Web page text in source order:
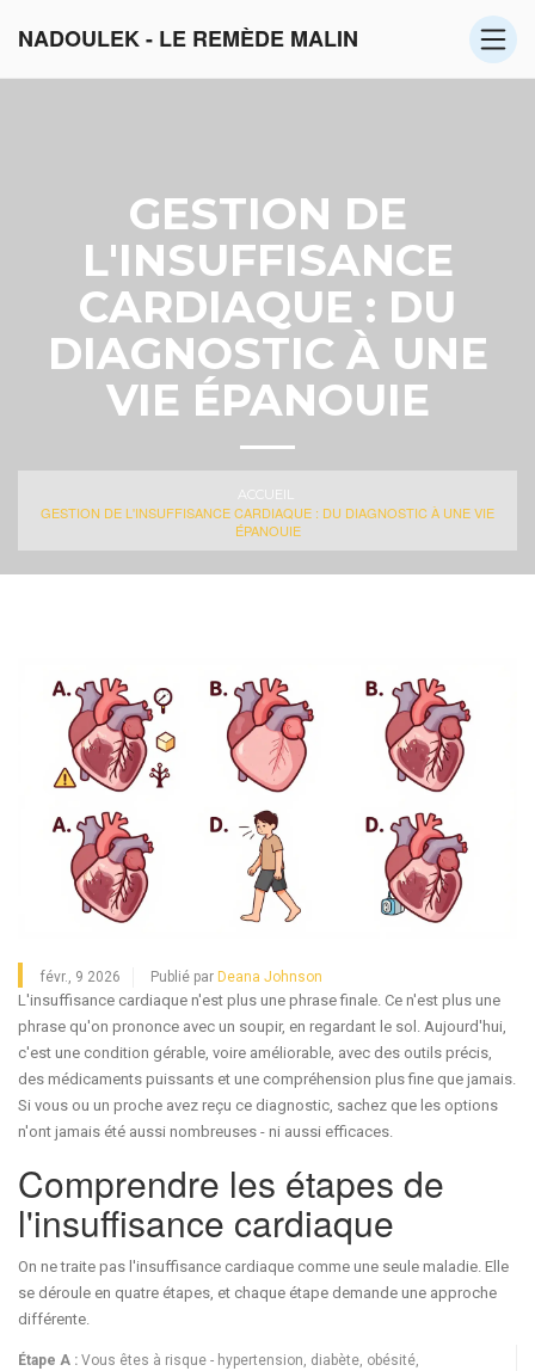
NADOULEK - LE REMÈDE MALIN
GESTION DE
L'INSUFFISANCE
CARDIAQUE : DU
DIAGNOSTIC À UNE
VIE ÉPANOUIE
ACCUEIL
GESTION DE L'INSUFFISANCE CARDIAQUE : DU DIAGNOSTIC À UNE VIE
ÉPANOUIE
févr., 9 2026 Publié par Deana Johnson
L'insuffisance cardiaque n'est plus une phrase finale. Ce n'est plus une
phrase qu'on prononce avec un soupir, en regardant le sol. Aujourd'hui,
c'est une condition gérable, voire améliorable, avec des outils précis,
des médicaments puissants et une compréhension plus fine que jamais.
Si vous ou un proche avez reçu ce diagnostic, sachez que les options
n'ont jamais été aussi nombreuses - ni aussi efficaces.
Comprendre les étapes de
l'insuffisance cardiaque
On ne traite pas l'insuffisance cardiaque comme une seule maladie. Elle
se déroule en quatre étapes, et chaque étape demande une approche
différente.
Étape A : Vous êtes à risque - hypertension, diabète, obésité,